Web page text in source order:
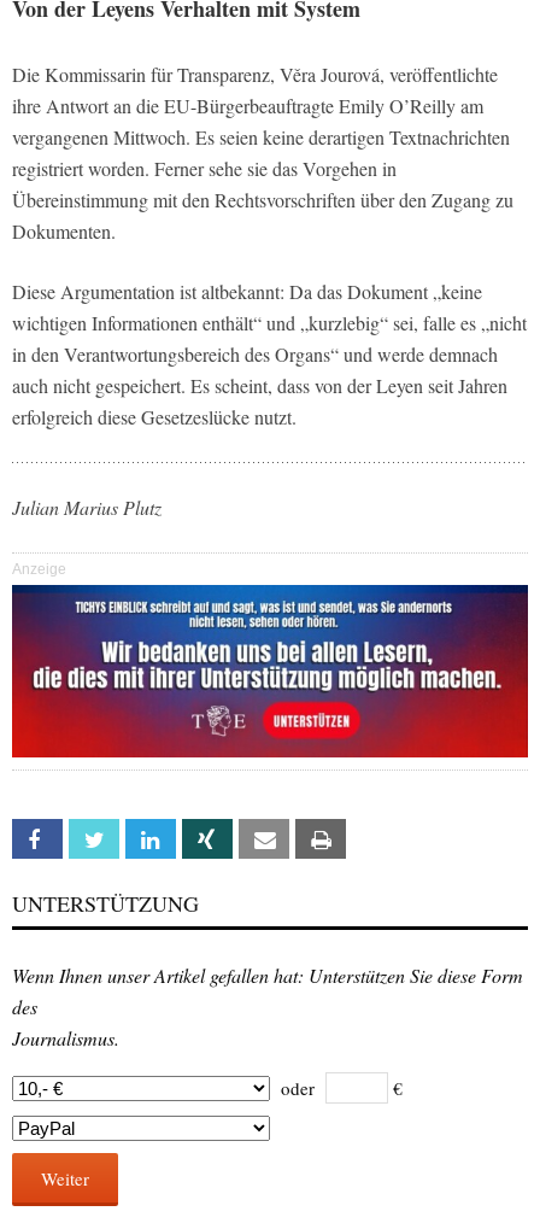
Von der Leyens Verhalten mit System
Die Kommissarin für Transparenz, Věra Jourová, veröffentlichte
ihre Antwort an die EU-Bürgerbeauftragte Emily O’Reilly am
vergangenen Mittwoch. Es seien keine derartigen Textnachrichten
registriert worden. Ferner sehe sie das Vorgehen in
Übereinstimmung mit den Rechtsvorschriften über den Zugang zu
Dokumenten.
Diese Argumentation ist altbekannt: Da das Dokument „keine
wichtigen Informationen enthält“ und „kurzlebig“ sei, falle es „nicht
in den Verantwortungsbereich des Organs“ und werde demnach
auch nicht gespeichert. Es scheint, dass von der Leyen seit Jahren
erfolgreich diese Gesetzeslücke nutzt.
Julian Marius Plutz
Anzeige
Facebook Twitter Linkedin Xing Email
UNTERSTÜTZUNG
Wenn Ihnen unser Artikel gefallen hat: Unterstützen Sie diese Form
des
Journalismus.
oder €
Weiter